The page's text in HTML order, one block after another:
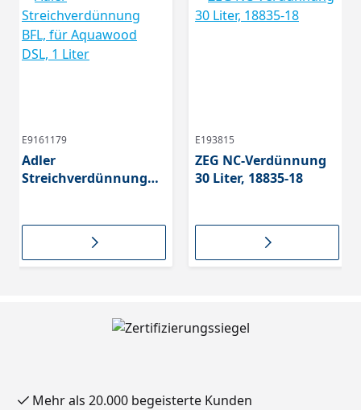
E9161179
Adler
Streichverdünnung
E193815
ZEG NC-Verdünnung
30 Liter, 18835-18
Mehr als 20.000 begeisterte Kunden